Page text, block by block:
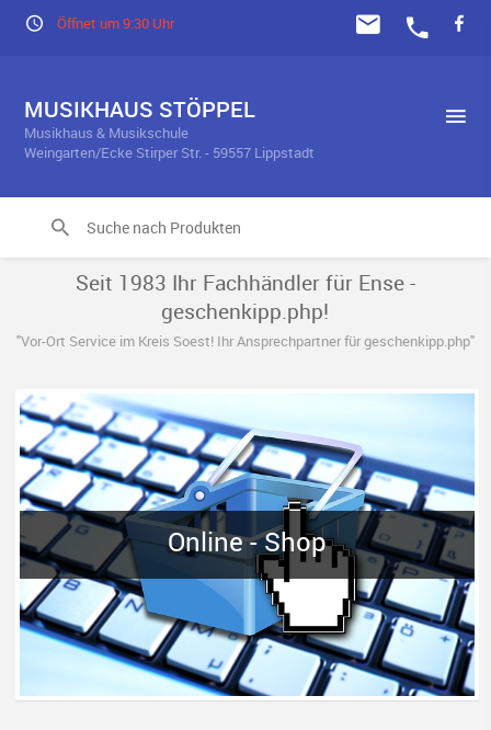
Öffnet um 9:30 Uhr
MUSIKHAUS STÖPPEL
Musikhaus & Musikschule
Weingarten/Ecke Stirper Str. - 59557 Lippstadt
Seit 1983 Ihr Fachhändler für Ense -
geschenkipp.php!
"Vor-Ort Service im Kreis Soest! Ihr Ansprechpartner für geschenkipp.php"
Online - Shop